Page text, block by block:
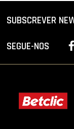
SUBSCREVER
SEGUE-NOS